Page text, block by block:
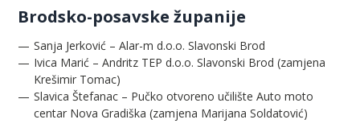
Brodsko-posavske županije
Sanja Jerković – Alar-m d.o.o. Slavonski Brod
Ivica Marić – Andritz TEP d.o.o. Slavonski Brod (zamjena
Krešimir Tomac)
Slavica Štefanac – Pučko otvoreno učilište Auto moto
centar Nova Gradiška (zamjena Marijana Soldatović)